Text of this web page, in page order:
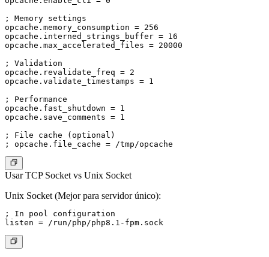
; Memory settings
opcache.memory_consumption = 256
opcache.interned_strings_buffer = 16
opcache.max_accelerated_files = 20000
; Validation
opcache.revalidate_freq = 2
opcache.validate_timestamps = 1
; Performance
opcache.fast_shutdown = 1
opcache.save_comments = 1
; File cache (optional)
Usar TCP Socket vs Unix Socket
Unix Socket (Mejor para servidor único):
; In pool configuration